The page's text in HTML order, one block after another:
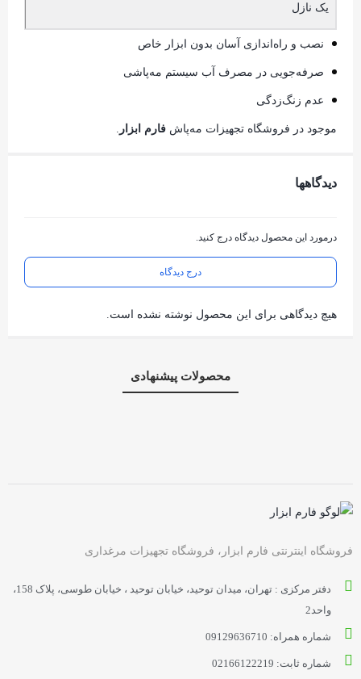
یک نازل
نصب و راه‌اندازی آسان بدون ابزار خاص
صرفه‌جویی در مصرف آب سیستم مه‌پاشی
عدم زنگ‌زدگی
موجود در فروشگاه تجهیزات مه‌پاش فارم ابزار
دیدگاهها
درمورد این محصول دیدگاه درج کنید.
درج دیدگاه
هیچ دیدگاهی برای این محصول نوشته نشده است.
محصولات پیشنهادی
فروشگاه اینترنتی فارم ابزار، فروشگاه تجهیزات مرغداری
دفتر مرکزی : تهران، میدان توحید، خیابان توحید ، خیابان طوسی، پلاک 158،
واحد2
شماره همراه: 09129636710
شماره ثابت: 02166122219